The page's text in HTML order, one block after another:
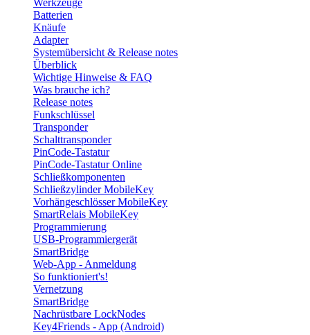
Batterien
Knäufe
Adapter
Systemübersicht & Release notes
Überblick
Wichtige Hinweise & FAQ
Was brauche ich?
Release notes
Funkschlüssel
Transponder
Schalttransponder
PinCode-Tastatur
PinCode-Tastatur Online
Schließkomponenten
Schließzylinder MobileKey
Vorhängeschlösser MobileKey
SmartRelais MobileKey
Programmierung
USB-Programmiergerät
SmartBridge
Web-App - Anmeldung
So funktioniert's!
Vernetzung
SmartBridge
Nachrüstbare LockNodes
Key4Friends - App (Android)